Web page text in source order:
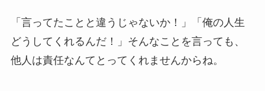
「言ってたことと違うじゃないか！」「俺の人生
どうしてくれるんだ！」そんなことを言っても、
他人は責任なんてとってくれませんからね。